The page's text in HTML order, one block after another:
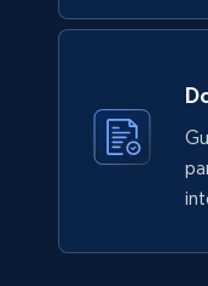
Walmart
display name,
about us, and
912+